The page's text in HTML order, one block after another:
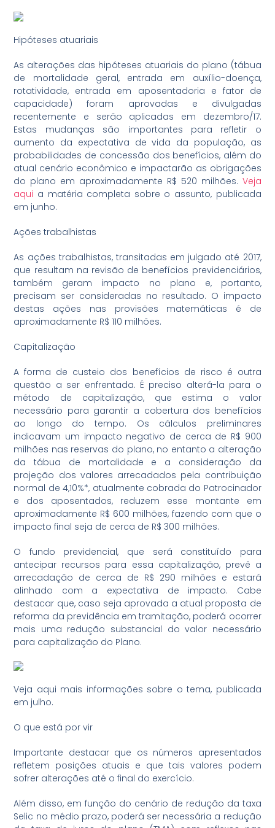
Hipóteses atuariais
As alterações das hipóteses atuariais do plano (tábua
de mortalidade geral, entrada em auxílio-doença,
rotatividade, entrada em aposentadoria e fator de
capacidade) foram aprovadas e divulgadas
recentemente e serão aplicadas em dezembro/17.
Estas mudanças são importantes para refletir o
aumento da expectativa de vida da população, as
probabilidades de concessão dos benefícios, além do
atual cenário econômico e impactarão as obrigações
do plano em aproximadamente R$ 520 milhões. Veja
aqui a matéria completa sobre o assunto, publicada
em junho.
Ações trabalhistas
As ações trabalhistas, transitadas em julgado até 2017,
que resultam na revisão de benefícios previdenciários,
também geram impacto no plano e, portanto,
precisam ser consideradas no resultado. O impacto
destas ações nas provisões matemáticas é de
aproximadamente R$ 110 milhões.
Capitalização
A forma de custeio dos benefícios de risco é outra
questão a ser enfrentada. É preciso alterá-la para o
método de capitalização, que estima o valor
necessário para garantir a cobertura dos benefícios
ao longo do tempo. Os cálculos preliminares
indicavam um impacto negativo de cerca de R$ 900
milhões nas reservas do plano, no entanto a alteração
da tábua de mortalidade e a consideração da
projeção dos valores arrecadados pela contribuição
normal de 4,10%*, atualmente cobrada do Patrocinador
e dos aposentados, reduzem esse montante em
aproximadamente R$ 600 milhões, fazendo com que o
impacto final seja de cerca de R$ 300 milhões.
O fundo previdencial, que será constituído para
antecipar recursos para essa capitalização, prevê a
arrecadação de cerca de R$ 290 milhões e estará
alinhado com a expectativa de impacto. Cabe
destacar que, caso seja aprovada a atual proposta de
reforma da previdência em tramitação, poderá ocorrer
mais uma redução substancial do valor necessário
para capitalização do Plano.
Veja aqui mais informações sobre o tema, publicada
em julho.
O que está por vir
Importante destacar que os números apresentados
refletem posições atuais e que tais valores podem
sofrer alterações até o final do exercício.
Além disso, em função do cenário de redução da taxa
Selic no médio prazo, poderá ser necessária a redução